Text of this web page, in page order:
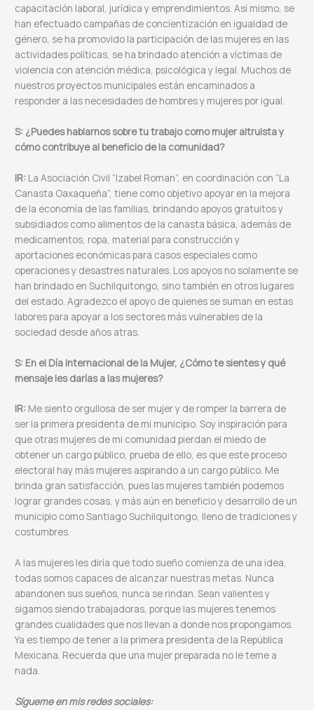
capacitación laboral, jurídica y emprendimientos. Así mismo, se
han efectuado campañas de concientización en igualdad de
género, se ha promovido la participación de las mujeres en las
actividades políticas, se ha brindado atención a víctimas de
violencia con atención médica, psicológica y legal. Muchos de
nuestros proyectos municipales están encaminados a
responder a las necesidades de hombres y mujeres por igual.
S: ¿Puedes hablarnos sobre tu trabajo como mujer altruista y
cómo contribuye al beneficio de la comunidad?
IR: La Asociación Civil “Izabel Roman”, en coordinación con “La
Canasta Oaxaqueña”, tiene como objetivo apoyar en la mejora
de la economía de las familias, brindando apoyos gratuitos y
subsidiados como alimentos de la canasta básica, además de
medicamentos, ropa, material para construcción y
aportaciones económicas para casos especiales como
operaciones y desastres naturales. Los apoyos no solamente se
han brindado en Suchilquitongo, sino también en otros lugares
del estado. Agradezco el apoyo de quienes se suman en estas
labores para apoyar a los sectores más vulnerables de la
sociedad desde años atras.
S: En el Día Internacional de la Mujer, ¿Cómo te sientes y qué
mensaje les darías a las mujeres?
IR: Me siento orgullosa de ser mujer y de romper la barrera de
ser la primera presidenta de mi municipio. Soy inspiración para
que otras mujeres de mi comunidad pierdan el miedo de
obtener un cargo público, prueba de ello, es que este proceso
electoral hay más mujeres aspirando a un cargo público. Me
brinda gran satisfacción, pues las mujeres también podemos
lograr grandes cosas, y más aún en beneficio y desarrollo de un
municipio como Santiago Suchilquitongo, lleno de tradiciones y
costumbres.
A las mujeres les diría que todo sueño comienza de una idea,
todas somos capaces de alcanzar nuestras metas. Nunca
abandonen sus sueños, nunca se rindan. Sean valientes y
sigamos siendo trabajadoras, porque las mujeres tenemos
grandes cualidades que nos llevan a donde nos propongamos.
Ya es tiempo de tener a la primera presidenta de la República
Mexicana. Recuerda que una mujer preparada no le teme a
nada.
Sígueme en mis redes sociales: